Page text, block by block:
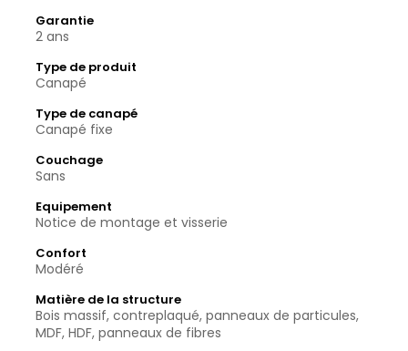
Garantie
2 ans
Type de produit
Canapé
Type de canapé
Canapé fixe
Couchage
Sans
Equipement
Notice de montage et visserie
Confort
Modéré
Matière de la structure
Bois massif, contreplaqué, panneaux de particules,
MDF, HDF, panneaux de fibres